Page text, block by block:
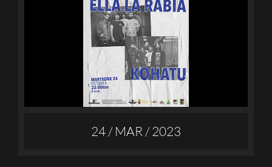
24 / MAR / 2023